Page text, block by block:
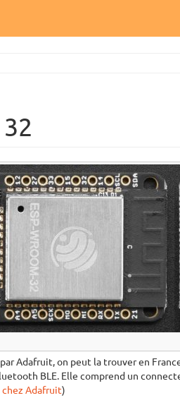
Adafruit, on peut la trouver en
BLE. Elle comprend un
chez Adafruit)